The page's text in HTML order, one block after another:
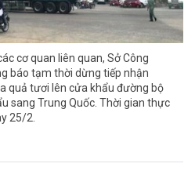
cơ quan liên quan, Sở Công
báo tạm thời dừng tiếp nhận
quả tươi lên cửa khẩu đường bộ
sang Trung Quốc. Thời gian thực
25/2.